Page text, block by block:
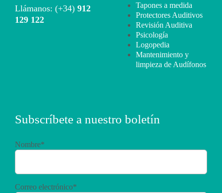
Llámanos: (+34) 912
129 122
Tapones a medida
Protectores Auditivos
Revisión Auditiva
Psicología
Logopedia
Mantenimiento y
limpieza de Audífonos
Subscríbete a nuestro boletín
Nombre*
Correo electrónico*